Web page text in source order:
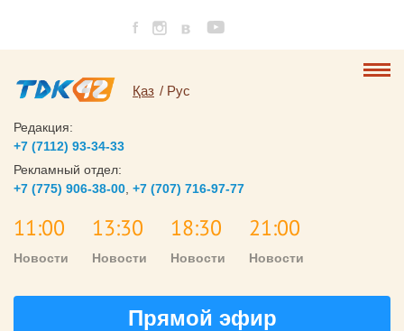
Қаз Рус
Редакция:
+7 (7112) 93-34-33
Рекламный отдел:
+7 (775) 906-38-00 +7 (707) 716-97-77
11:00
Новости
13:30
Новости
18:30
Новости
21:00
Новости
Прямой эфир